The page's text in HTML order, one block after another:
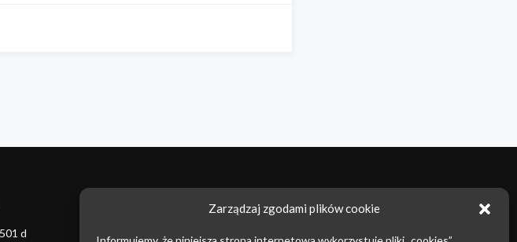
Zarządzaj zgodami plików cookie
d
Prawo autorskie